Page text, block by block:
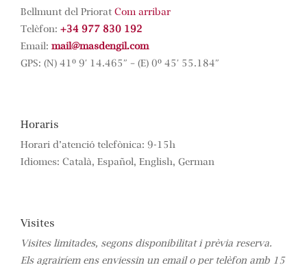
Bellmunt del Priorat Com arribar
Telèfon: +34 977 830 192
Email: mail@masdengil.com
GPS: (N) 41º 9′ 14.465″ – (E) 0º 45′ 55.184″
Horaris
Horari d’atenció telefònica: 9-15h
Idiomes: Català, Español, English, German
Visites
Visites limitades, segons disponibilitat i prèvia reserva.
Els agrairíem ens enviessin un email o per telèfon amb 15